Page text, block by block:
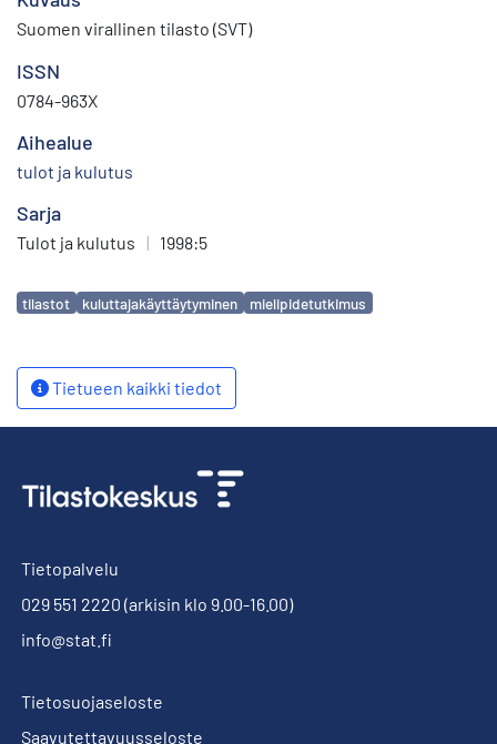
Suomen virallinen tilasto (SVT)
ISSN
0784-963X
Aihealue
tulot ja kulutus
Sarja
Tulot ja kulutus | 1998:5
Avainsanat
tilastot kuluttajakäyttäytyminen mielipidetutkimus
Tietueen kaikki tiedot
Tietopalvelu
029 551 2220 (arkisin klo 9.00-16.00)
info@stat.fi
Tietosuojaseloste
Saavutettavuusseloste